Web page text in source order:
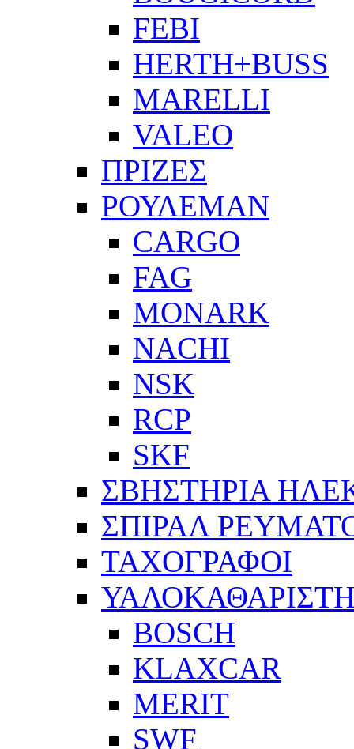
FEBI
HERTH+BUSS
MARELLI
VALEO
ΠΡΙΖΕΣ
ΡΟΥΛΕΜΑΝ
CARGO
FAG
MONARK
NACHI
NSK
RCP
SKF
ΣΒΗΣΤΗΡΙΑ
ΣΠΙΡΑΛ
ΤΑΧΟΓΡΑΦΟΙ
BOSCH
KLAXCAR
MERIT
SWF